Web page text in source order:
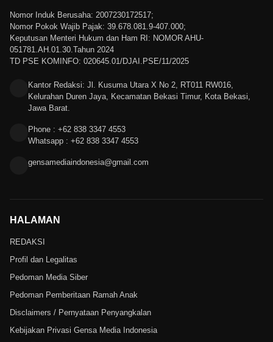
Nomor Induk Berusaha: 2007230172517;
Nomor Pokok Wajib Pajak: 39.678.081.9-407.000;
Keputusan Menteri Hukum dan Ham RI: NOMOR AHU-
051781.AH.01.30.Tahun 2024
TD PSE KOMINFO: 020645.01/DJAI.PSE/11/2025
Kantor Redaksi: Jl. Kusuma Utara X No 2, RT011 RW016,
Kelurahan Duren Jaya, Kecamatan Bekasi Timur, Kota Bekasi,
Jawa Barat.
Phone : +62 838 3347 4553
Whatsapp : +62 838 3347 4553
gensamediaindonesia@gmail.com
HALAMAN
REDAKSI
Profil dan Legalitas
Pedoman Media Siber
Pedoman Pemberitaan Ramah Anak
Disclaimers / Pernyataan Penyangkalan
Kebijakan Privasi Gensa Media Indonesia